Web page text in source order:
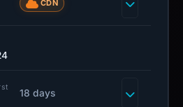
CDN
18 days